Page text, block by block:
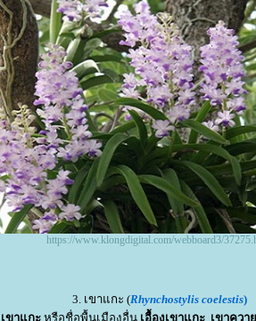
https://www.klongdigital.com/webboard3/
3. เขาแกะ (Rhynchostylis coelestis)
เขาแกะ หรือชื่อพื้นเมืองอื่น เอื้องเขาแกะ เขาควา